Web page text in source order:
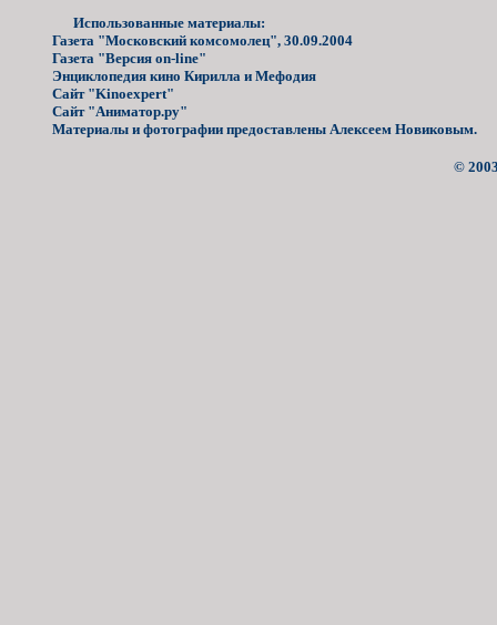
Использованные материалы:
Газета "Московский комсомолец", 30.09.2004
Газета "Версия on-line"
Энциклопедия кино Кирилла и Мефодия
Сайт "Kinoexpert"
Сайт "Аниматор.ру"
Материалы и фотографии предоставлены Алексеем Новиковым.
©